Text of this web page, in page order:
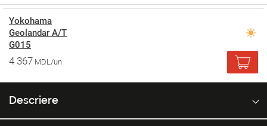
Yokohama
Geolandar A/T
G015
4 367 MDL/un
Descriere